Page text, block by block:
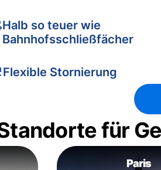
Halb so teuer wie
Bahnhofsschließfächer
Flexible Stornierung
für
Paris